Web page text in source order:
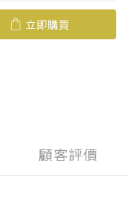
立即購買
顧客評價